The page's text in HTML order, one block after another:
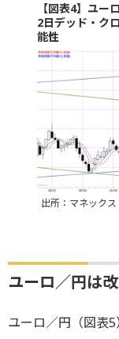
【図表4】ユ
2日デッド・ク
能性
出所：マネック
ユーロ／円は
ユーロ／円（図表